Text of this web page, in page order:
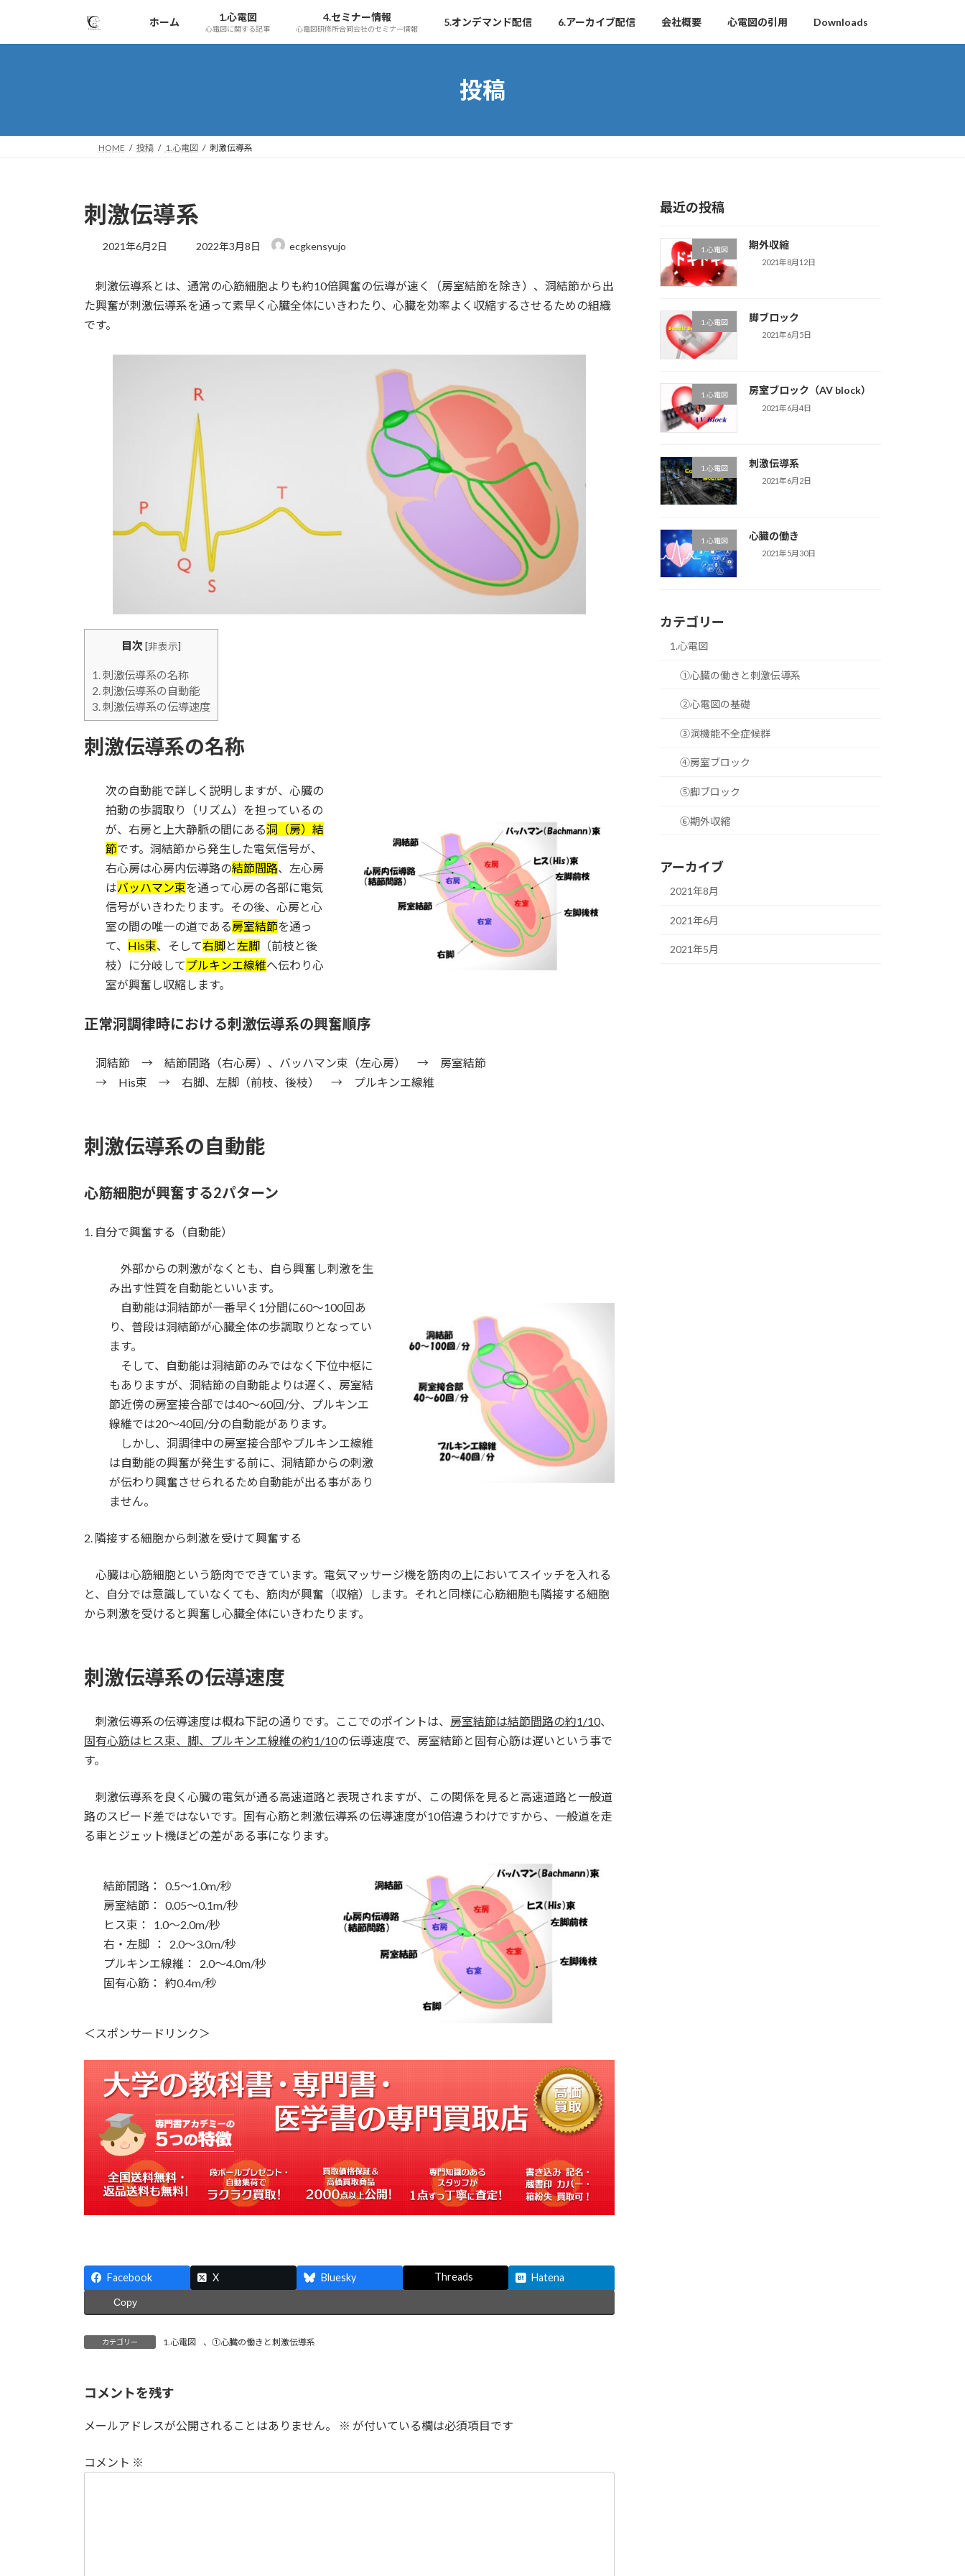
テ
ゲ
ホーム 1.心電図
心電図に関する記事
4.セミナー情報
心電図研修所合同会社のセミナー情報
5.オンデマンド配信 6.アーカイブ配信 会社概要 心電図の引用 Downloads
投稿
HOME 投稿 1.心電図 刺激伝導系
刺激伝導系
2021年6月2日
最
新
日
時
2022年3月8日 ecgkensyujo
刺激伝導系とは、通常の心筋細胞よりも約10倍興奮の伝導が速く（房室結節を除き）、洞結節から出
た興奮が刺激伝導系を通って素早く心臓全体にいきわたり、心臓を効率よく収縮するさせるための組織
です。
目次[非表示]
1. 刺激伝導系の名称
2. 刺激伝導系の自動能
3. 刺激伝導系の伝導速度
刺激伝導系の名称
次の自動能で詳しく説明しますが、心臓の
拍動の歩調取り（リズム）を担っているの
が、右房と上大静脈の間にある洞（房）結
節です。洞結節から発生した電気信号が、
右心房は心房内伝導路の結節間路、左心房
はバッハマン束を通って心房の各部に電気
信号がいきわたります。その後、心房と心
室の間の唯一の道である房室結節を通っ
て、 His束、そして右脚と 左脚（前枝と後
枝）に分岐して プルキンエ線維へ伝わり心
室が興奮し収縮します。
正常洞調律時における刺激伝導系の興奮順序
洞結節 → 結節間路（右心房）、バッハマン束（左心房） → 房室結節
→ His束 → 右脚、左脚（前枝、後枝） → プルキンエ線維
刺激伝導系の自動能
心筋細胞が興奮する2パターン
1. 自分で興奮する（自動能）
外部からの刺激がなくとも、自ら興奮し刺激を生
み出す性質を自動能といいます。
自動能は洞結節が一番早く1分間に60～100回あ
り、普段は洞結節が心臓全体の歩調取りとなってい
ます。
そして、自動能は洞結節のみではなく下位中枢に
もありますが、洞結節の自動能よりは遅く、房室結
節近傍の房室接合部では40～60回/分、プルキンエ
線維では20～40回/分の自動能があります。
しかし、洞調律中の房室接合部やプルキンエ線維
は自動能の興奮が発生する前に、洞結節からの刺激
が伝わり興奮させられるため自動能が出る事があり
ません。
2. 隣接する細胞から刺激を受けて興奮する
心臓は心筋細胞という筋肉でできています。電気マッサージ機を筋肉の上においてスイッチを入れる
と、自分では意識していなくても、筋肉が興奮（収縮）します。それと同様に心筋細胞も隣接する細胞
から刺激を受けると興奮し心臓全体にいきわたります。
刺激伝導系の伝導速度
刺激伝導系の伝導速度は概ね下記の通りです。ここでのポイントは、 房室結節は結節間路の約1/10、
固有心筋はヒス束、脚、プルキンエ線維の約1/10の伝導速度で、房室結節と固有心筋は遅いという事で
す。
刺激伝導系を良く心臓の電気が通る高速道路と表現されますが、この関係を見ると高速道路と一般道
路のスピード差ではないです。固有心筋と刺激伝導系の伝導速度が10倍違うわけですから、一般道を走
る車とジェット機ほどの差がある事になります。
結節間路： 0.5～1.0m/秒
房室結節： 0.05～0.1m/秒
ヒス束： 1.0～2.0m/秒
右・左脚 ： 2.0～3.0m/秒
プルキンエ線維： 2.0～4.0m/秒
固有心筋： 約0.4m/秒
＜スポンサードリンク＞
Facebook X Bluesky Threads Hatena
Copy
カテゴリー 1.心電図 、 ①心臓の働きと刺激伝導系
コメントを残す
メールアドレスが公開されることはありません。 ※ が付いている欄は必須項目です
コメント ※
最近の投稿
1.心電図 期外収縮
2021年8月12日
1.心電図 脚ブロック
2021年6月5日
1.心電図 房室ブロック（AV block）
2021年6月4日
1.心電図 刺激伝導系
2021年6月2日
1.心電図 心臓の働き
2021年5月30日
カテゴリー
1.心電図
①心臓の働きと刺激伝導系
②心電図の基礎
③洞機能不全症候群
④房室ブロック
⑤脚ブロック
⑥期外収縮
アーカイブ
2021年8月
2021年6月
2021年5月